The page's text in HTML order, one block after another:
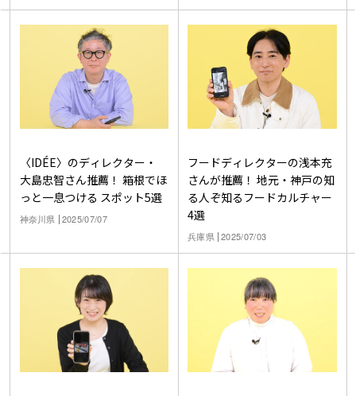
〈IDÉE〉のディレクター・
大島忠智さん推薦！ 箱根でほ
っと一息つける スポット5選
神奈川県 2025/07/07
フードディレクターの浅本充
さんが推薦！ 地元・神戸の知
る人ぞ知るフードカルチャー
4選
兵庫県 2025/07/03